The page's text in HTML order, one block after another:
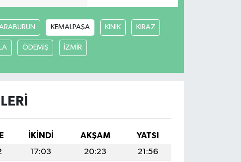
KEMALPAŞA KINIK KİRAZ
ÖDEMİŞ İZMİR
İKINDI AKŞAM
YATSI
17:03 20:23
21:56